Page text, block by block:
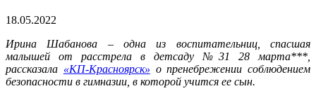
18.05.2022
Ирина Шабанова – одна из воспитательниц, спасшая
малышей от расстрела в детсаду №31 28 марта***,
рассказала «КП-Красноярск» о пренебрежении соблюдением
безопасности в гимназии, в которой учится ее сын.